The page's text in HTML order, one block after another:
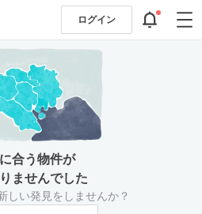
ログイン
合う物件が
ませんでした
しい発見をしませんか？